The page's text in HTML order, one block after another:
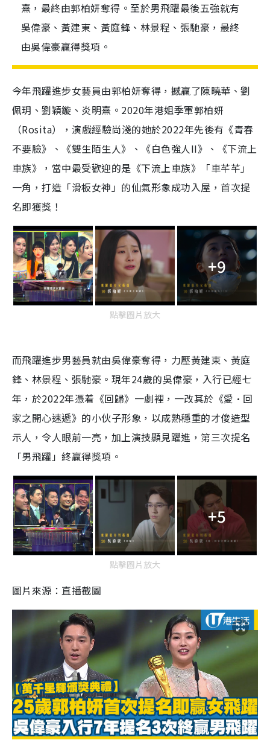
熹，最終由郭柏妍奪得。至於男飛躍最後五強就有
吳偉豪、黃建東、黃庭鋒、林景程、張馳豪，最終
由吳偉豪贏得獎項。
今年飛躍進步女藝員由郭柏妍奪得，撼贏了陳曉華、劉
佩玥、劉穎鏇、炎明熹。2020年港姐季軍郭柏妍
（Rosita），演戲經驗尚淺的她於2022年先後有《青春
不要臉》、《雙生陌生人》、《白色強人II》、《下流上
車族》，當中最受歡迎的是《下流上車族》「車芊芊」
一角，打造「滑板女神」的仙氣形象成功入屋，首次提
名即獲獎！
+9
點擊圖片放大
而飛躍進步男藝員就由吳偉豪奪得，力壓黃建東、黃庭
鋒、林景程、張馳豪。現年24歲的吳偉豪，入行已經七
年，於2022年憑着《回歸》一劇裡，一改其於《愛·回
家之開心速遞》的小伙子形象，以成熟穩重的才俊造型
示人，令人眼前一亮，加上演技顯見躍進，第三次提名
「男飛躍」終贏得獎項。
+5
點擊圖片放大
圖片來源：直播截圖